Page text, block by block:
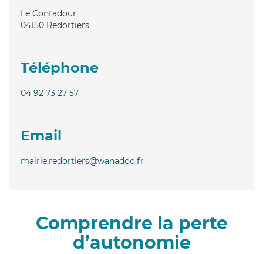
Le Contadour
04150 Redortiers
Téléphone
04 92 73 27 57
Email
mairie.redortiers@wanadoo.fr
Comprendre la perte
d’autonomie